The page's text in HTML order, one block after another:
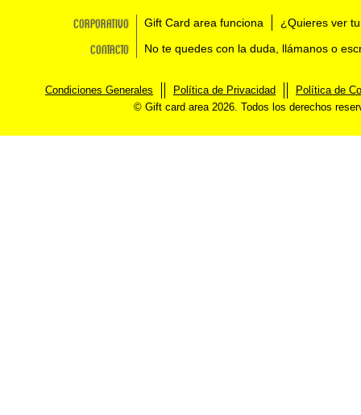
Corporativo Gift Card area funciona ¿Quieres ver
Contacto No te quedes con la duda, llámanos o
Condiciones Generales Política de Privacidad
Política de
© Gift card area 2026. Todos los derechos